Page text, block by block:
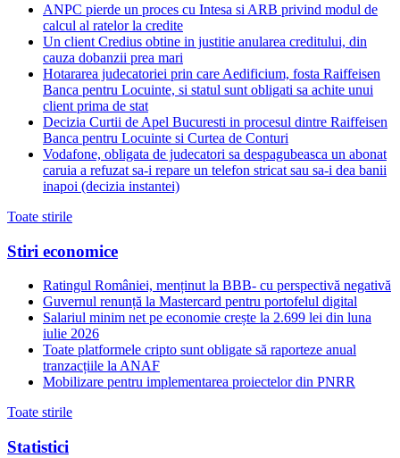
ANPC pierde un proces cu Intesa si ARB privind modul de
calcul al ratelor la credite
Un client Credius obtine in justitie anularea creditului, din
cauza dobanzii prea mari
Hotararea judecatoriei prin care Aedificium, fosta Raiffeisen
Banca pentru Locuinte, si statul sunt obligati sa achite unui
client prima de stat
Decizia Curtii de Apel Bucuresti in procesul dintre Raiffeisen
Banca pentru Locuinte si Curtea de Conturi
Vodafone, obligata de judecatori sa despagubeasca un abonat
caruia a refuzat sa-i repare un telefon stricat sau sa-i dea banii
inapoi (decizia instantei)
Toate stirile
Stiri economice
Ratingul României, menținut la BBB- cu perspectivă negativă
Guvernul renunță la Mastercard pentru portofelul digital
Salariul minim net pe economie crește la 2.699 lei din luna
iulie 2026
Toate platformele cripto sunt obligate să raporteze anual
tranzacțiile la ANAF
Mobilizare pentru implementarea proiectelor din PNRR
Toate stirile
Statistici